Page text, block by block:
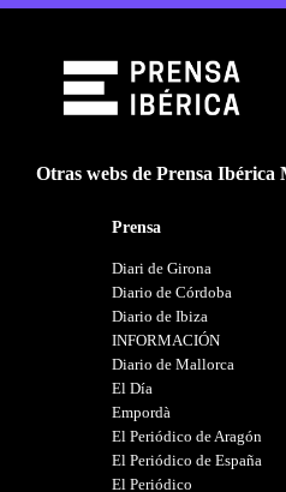
Otras webs de Prensa Ibérica
Prensa
Diari de Girona
Diario de Córdoba
Diario de Ibiza
INFORMACIÓN
Diario de Mallorca
El Día
Empordà
El Periódico de Aragón
El Periódico de España
El Periódico